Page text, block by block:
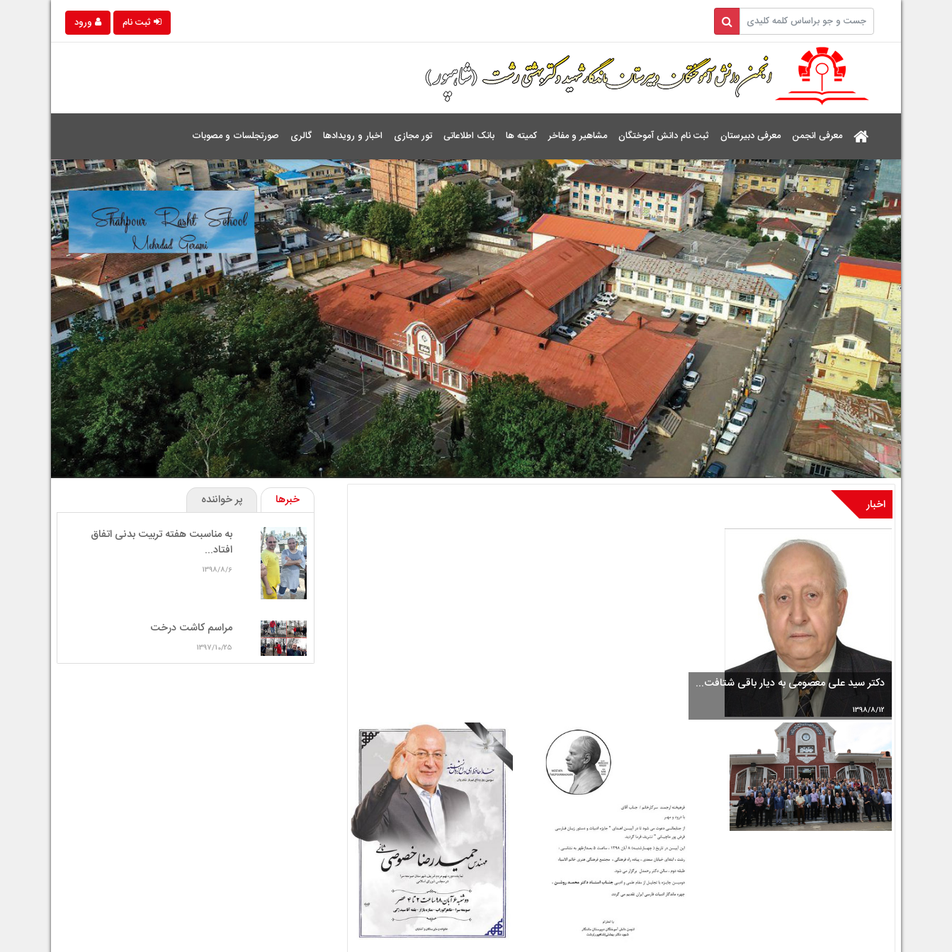
معرفی انجمن معرفی دبیرستان ثبت نام دانش آموختگان مشاهیر و مفاخر کمیته ها بانک اطلاعاتی تور مجازی اخبار و رویدادها گالری صورتجلسات و مصوبات
اخبار
دكتر سید علی معصومی به دیار باقی شتافت...
1398/8/12
خبرها پر خواننده
به مناسبت هفته تربیت بدنی اتفاق
افتاد...
1398/8/6
مراسم کاشت درخت
1397/10/25